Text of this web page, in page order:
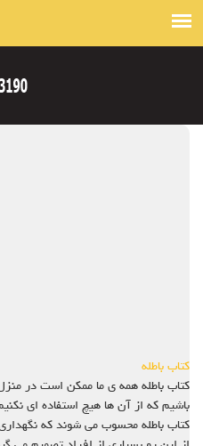
کتاب باطله
کتاب باطله همه ی ما ممکن است در
باشیم که از آن ها هیچ استفاده ای
کتاب باطله محسوب می شوند که